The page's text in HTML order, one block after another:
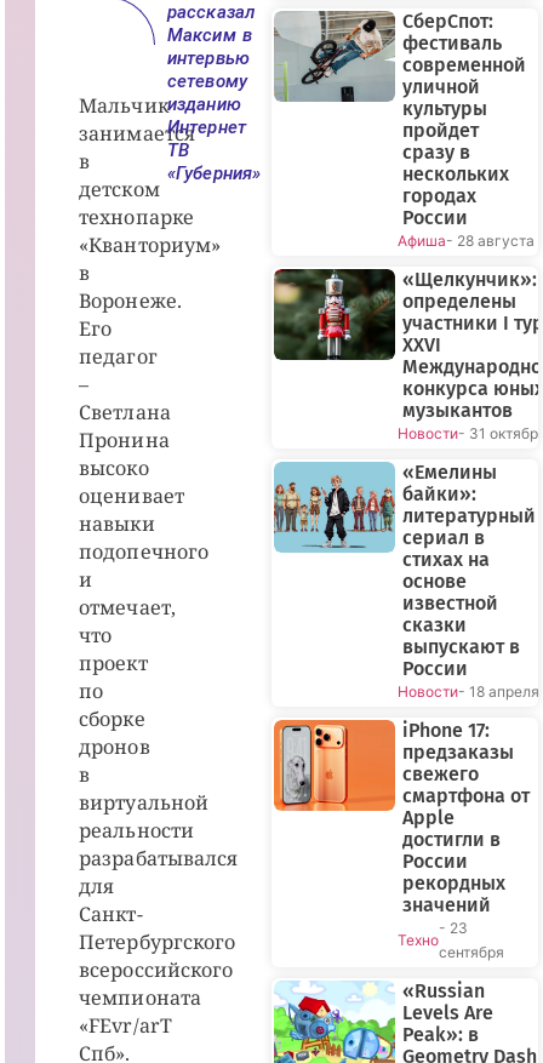
рассказал
Максим в
интервью
сетевому
изданию
Интернет
ТВ
«Губерния»
Мальчик
занимается
в
детском
технопарке
«Кванториум»
в
Воронеже.
Его
педагог
–
Светлана
Пронина
высоко
оценивает
навыки
подопечного
и
отмечает,
что
проект
по
сборке
дронов
в
виртуальной
реальности
разрабатывался
для
Санкт-
Петербургского
всероссийского
чемпионата
«FEvr/arT
Спб».
СберСпот:
фестиваль
современной
уличной
культуры
пройдет
сразу в
нескольких
городах
России
Афиша- 28 августа
«Щелкунчик»:
определены
участники I
XXVI
конкурса юных
музыкантов
Новости- 31
«Емелины
байки»:
литературный
сериал в
стихах на
основе
известной
сказки
выпускают в
России
Новости- 18 апреля
iPhone 17:
предзаказы
свежего
смартфона от
Apple
достигли в
России
рекордных
значений
Техно
- 23
сентября
«Russian
Levels Are
Peak»: в
Geometry Dash